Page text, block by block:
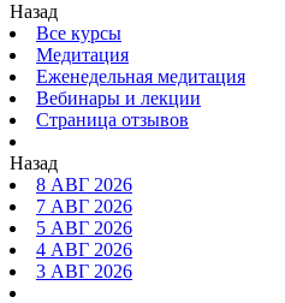
Назад
Все курсы
Медитация
Еженедельная медитация
Вебинары и лекции
Страница отзывов
Назад
8 АВГ 2026
7 АВГ 2026
5 АВГ 2026
4 АВГ 2026
3 АВГ 2026